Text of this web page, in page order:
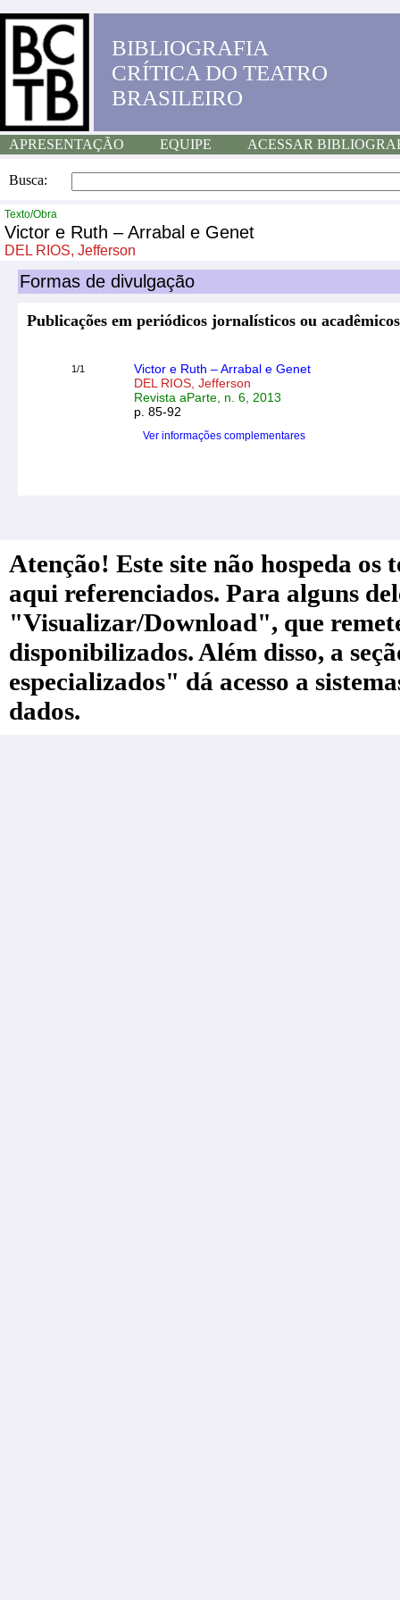
BIBLIOGRAFIA
CRÍTICA DO TEATRO
BRASILEIRO
APRESENTAÇÃO EQUIPE ACESSAR
Busca:
Texto/Obra
Victor e Ruth – Arrabal e Genet
DEL RIOS, Jefferson
Formas de divulgação
Publicações em periódicos jornalísticos ou acadêmicos
1/1
Victor e Ruth – Arrabal e Genet
DEL RIOS, Jefferson
Revista aParte, n. 6, 2013
p. 85-92
Ver informações complementares
Atenção! Este site não hospeda
aqui referenciados. Para alguns
"Visualizar/Download", que
disponibilizados. Além disso, a
especializados" dá acesso a
dados.